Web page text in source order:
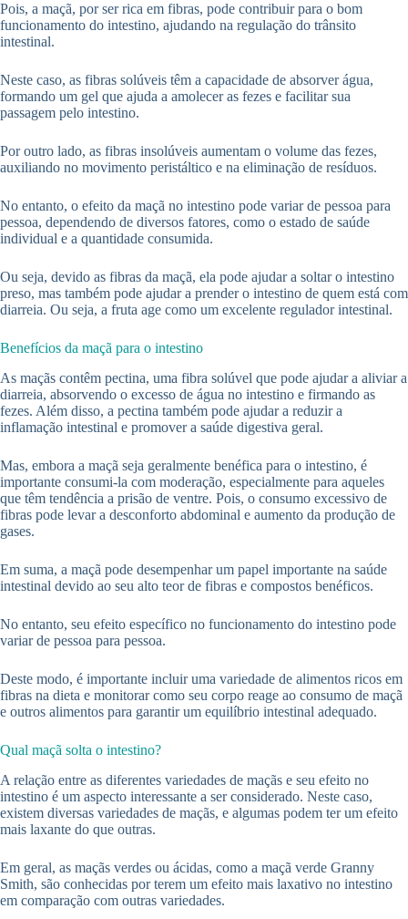
Pois, a maçã, por ser rica em fibras, pode contribuir para o bom
funcionamento do intestino, ajudando na regulação do trânsito
intestinal.
Neste caso, as fibras solúveis têm a capacidade de absorver água,
formando um gel que ajuda a amolecer as fezes e facilitar sua
passagem pelo intestino.
Por outro lado, as fibras insolúveis aumentam o volume das fezes,
auxiliando no movimento peristáltico e na eliminação de resíduos.
No entanto, o efeito da maçã no intestino pode variar de pessoa para
pessoa, dependendo de diversos fatores, como o estado de saúde
individual e a quantidade consumida.
Ou seja, devido as fibras da maçã, ela pode ajudar a soltar o intestino
preso, mas também pode ajudar a prender o intestino de quem está com
diarreia. Ou seja, a fruta age como um excelente regulador intestinal.
Benefícios da maçã para o intestino
As maçãs contêm pectina, uma fibra solúvel que pode ajudar a aliviar a
diarreia, absorvendo o excesso de água no intestino e firmando as
fezes. Além disso, a pectina também pode ajudar a reduzir a
inflamação intestinal e promover a saúde digestiva geral.
Mas, embora a maçã seja geralmente benéfica para o intestino, é
importante consumi-la com moderação, especialmente para aqueles
que têm tendência a prisão de ventre. Pois, o consumo excessivo de
fibras pode levar a desconforto abdominal e aumento da produção de
gases.
Em suma, a maçã pode desempenhar um papel importante na saúde
intestinal devido ao seu alto teor de fibras e compostos benéficos.
No entanto, seu efeito específico no funcionamento do intestino pode
variar de pessoa para pessoa.
Deste modo, é importante incluir uma variedade de alimentos ricos em
fibras na dieta e monitorar como seu corpo reage ao consumo de maçã
e outros alimentos para garantir um equilíbrio intestinal adequado.
Qual maçã solta o intestino?
A relação entre as diferentes variedades de maçãs e seu efeito no
intestino é um aspecto interessante a ser considerado. Neste caso,
existem diversas variedades de maçãs, e algumas podem ter um efeito
mais laxante do que outras.
Em geral, as maçãs verdes ou ácidas, como a maçã verde Granny
Smith, são conhecidas por terem um efeito mais laxativo no intestino
em comparação com outras variedades.